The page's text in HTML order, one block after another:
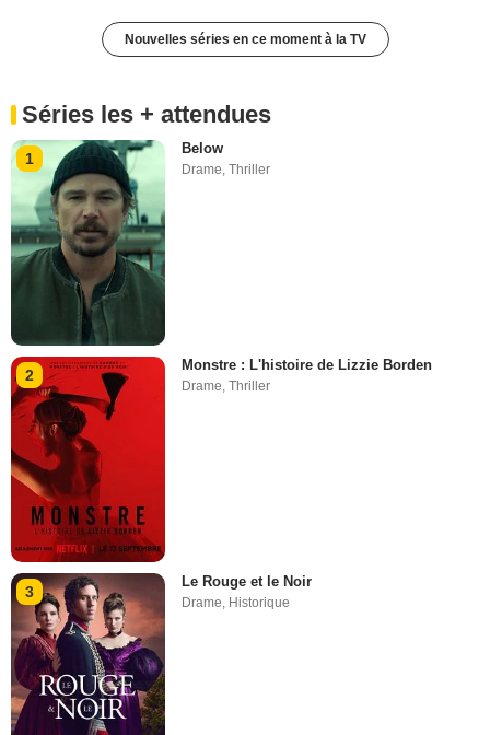
Nouvelles séries en ce moment à la TV
Séries les + attendues
1
Below
Drame ,Thriller
2
Monstre : L'histoire de Lizzie Borden
Drame,Thriller
3
Le Rouge et le Noir
Drame, Historique